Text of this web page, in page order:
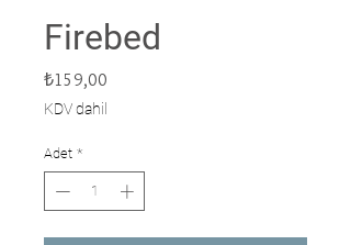
Firebed
₺159,00
KDV dahil
Adet *